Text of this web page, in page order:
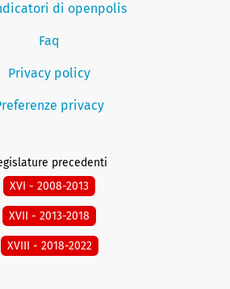
di openpolis
Faq
Privacy policy
privacy
precedenti
XVI - 2008-2013
XVII - 2013-2018
XVIII - 2018-2022